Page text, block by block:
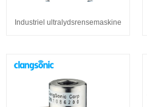
Industriel ultralydsrensemaskine